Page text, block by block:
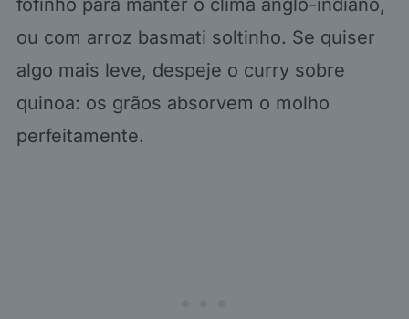
ou com arroz basmati soltinho. Se quiser
algo mais leve, despeje o curry sobre
quinoa: os grãos absorvem o molho
perfeitamente.